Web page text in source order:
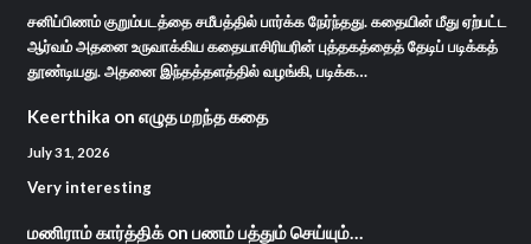
சனிப்பிணம் குறும்படத்தை சமீபத்தில் பார்க்க நேர்ந்தது. கதையின் மீது ஏற்பட்ட
ஆர்வம் அதனை உருவாக்கிய கதையாசிரியரின் புத்தகத்தைத் தேடிப் படிக்கத்
தூண்டியது. அதனை இந்தத்தளத்தில் வழங்கி, படிக்க…
Keerthika on எழுத மறந்த கதை
July 31, 2026
Very interesting
மணிராம் கார்த்திக்on பணம் பத்தும் செய்யும்…